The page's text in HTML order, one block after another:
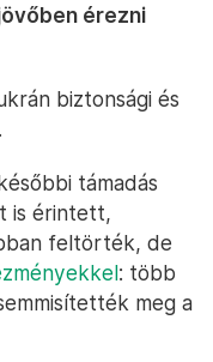
érezni
biztonsági és
támadás
is érintett,
feltörték, de
: több
meg a